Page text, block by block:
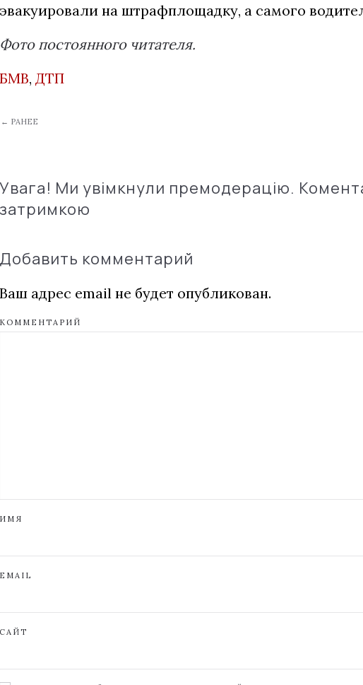
эвакуировали на штрафплощадку, а самого
Фото постоянного читателя.
БМВ, ДТП
← РАНЕЕ
Увага! Ми увімкнули премодерацію.
затримкою
Добавить комментарий
Ваш адрес email не будет опубликован.
КОММЕНТАРИЙ
ИМЯ
EMAIL
САЙТ